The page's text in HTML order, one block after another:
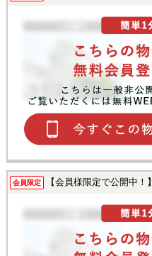
会員限定 【会員様限定で公開中！】